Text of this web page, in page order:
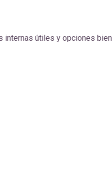
internas útiles y opciones bien